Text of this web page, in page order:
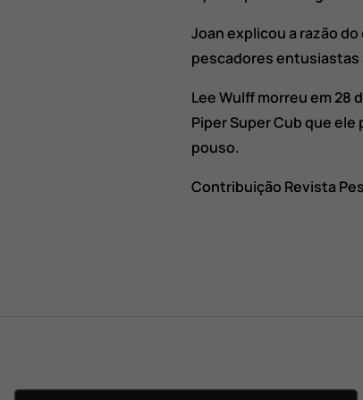
Joan explicou a razão
pescadores entusiastas
Lee Wulff morreu em 28
Piper Super Cub que
pouso.
Contribuição Revista